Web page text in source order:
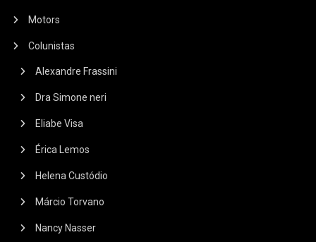
Motors
Colunistas
Alexandre Frassini
Dra Simone neri
Eliabe Visa
Érica Lemos
Helena Custódio
Márcio Torvano
Nancy Nasser